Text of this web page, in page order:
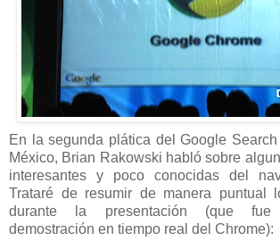
En la segunda plática del Google
México, Brian Rakowski habló sobre
interesantes y poco conocidas del
Trataré de resumir de manera puntual
durante la presentación (que fue
demostración en tiempo real del Chrome):